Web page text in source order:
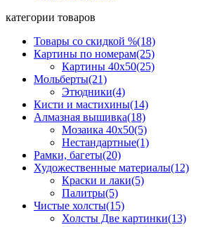
категории товаров
Товары со скидкой %(18)
Картины по номерам(25)
Картины 40x50(25)
Мольберты(21)
Этюдники(4)
Кисти и мастихины(14)
Алмазная вышивка(18)
Мозаика 40x50(5)
Нестандартные(1)
Рамки, багеты(20)
Художественные материалы(12)
Краски и лаки(5)
Палитры(5)
Чистые холсты(15)
Холсты Две картинки(13)